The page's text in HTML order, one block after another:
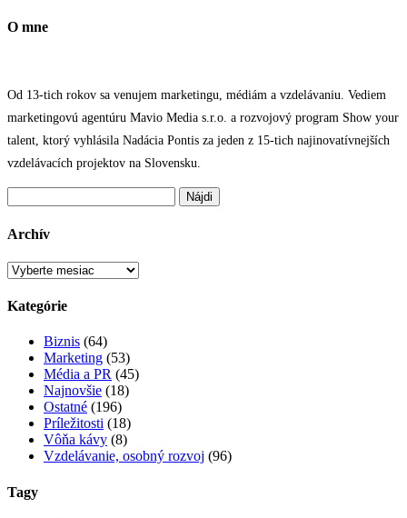
O mne
Od 13-tich rokov sa venujem marketingu, médiám a vzdelávaniu. Vediem
marketingovú agentúru Mavio Media s.r.o. a rozvojový program Show your
talent, ktorý vyhlásila Nadácia Pontis za jeden z 15-tich najinovatívnejších
vzdelávacích projektov na Slovensku.
Archív
Archív
Kategórie
Biznis (64)
Marketing (53)
Média a PR (45)
Najnovšie (18)
Ostatné (196)
Príležitosti (18)
Vôňa kávy (8)
Vzdelávanie, osobný rozvoj (96)
Tagy